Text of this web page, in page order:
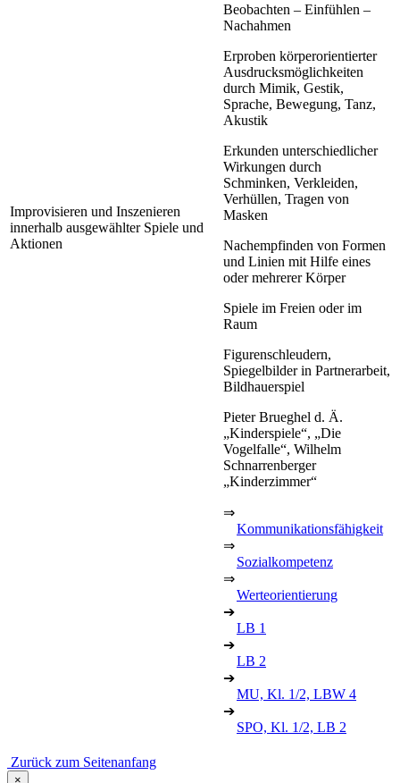
Improvisieren und Inszenieren
innerhalb ausgewählter Spiele und
Aktionen
Beobachten – Einfühlen –
Nachahmen
Erproben körperorientierter
Ausdrucksmöglichkeiten
durch Mimik, Gestik,
Sprache, Bewegung, Tanz,
Akustik
Erkunden unterschiedlicher
Wirkungen durch
Schminken, Verkleiden,
Verhüllen, Tragen von
Masken
Nachempfinden von Formen
und Linien mit Hilfe eines
oder mehrerer Körper
Spiele im Freien oder im
Raum
Figurenschleudern,
Spiegelbilder in Partnerarbeit,
Bildhauerspiel
Pieter Brueghel d. Ä.
„Kinderspiele“, „Die
Vogelfalle“, Wilhelm
Schnarrenberger
„Kinderzimmer“
⇒
Kommunikationsfähigkeit
⇒
Sozialkompetenz
⇒
Werteorientierung
➔
LB 1
➔
LB 2
➔
MU, Kl. 1/2, LBW 4
➔
SPO, Kl. 1/2, LB 2
Zurück zum Seitenanfang
×